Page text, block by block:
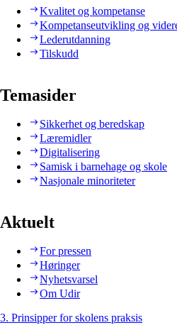
Kvalitet og kompetanse
Kompetanseutvikling og
Lederutdanning
Tilskudd
Temasider
Sikkerhet og beredskap
Læremidler
Digitalisering
Samisk i barnehage og skole
Nasjonale minoriteter
Aktuelt
For pressen
Høringer
Nyhetsvarsel
Om Udir
3. Prinsipper for skolens praksis